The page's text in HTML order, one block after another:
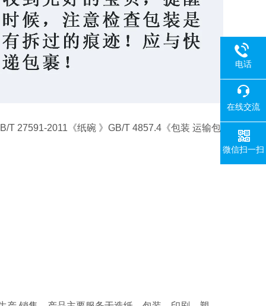
T 27591-2011《纸碗 》GB/T 4857.4《包装 运输包
电话
在线交流
微信扫一扫